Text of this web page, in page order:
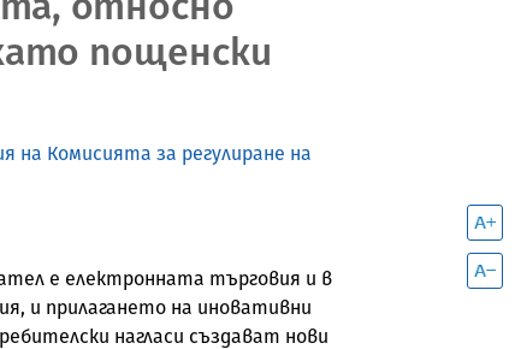
пощенски
на Комисията за регулиране на
е електронната търговия и в
и прилагането на иновативни
нагласи създават нови